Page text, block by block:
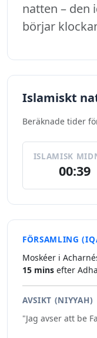
natten – den
börjar
Islamiskt
Beräknade tider
ISLAMISK
00:39
FÖRSAMLING
Moskéer i
15 mins efter
AVSIKT (NIYYAH)
"Jag avser att be